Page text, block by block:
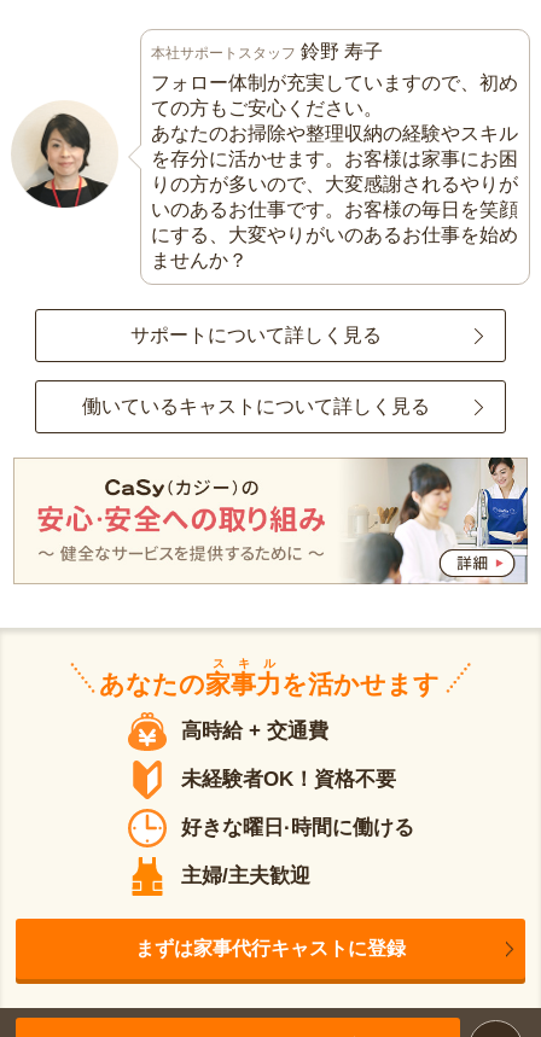
本社サポートスタッフ 鈴野 寿子
フォロー体制が充実していますので、初め
ての方もご安心ください。
あなたのお掃除や整理収納の経験やスキル
を存分に活かせます。お客様は家事にお困
りの方が多いので、大変感謝されるやりが
いのあるお仕事です。お客様の毎日を笑顔
にする、大変やりがいのあるお仕事を始め
ませんか？
サポートについて詳しく見る
働いているキャストについて詳しく見る
あなたの家事力
スキル
を活かせます
高時給 + 交通費
未経験者OK！資格不要
好きな曜日·時間に働ける
主婦/主夫歓迎
まずは家事代行キャストに登録